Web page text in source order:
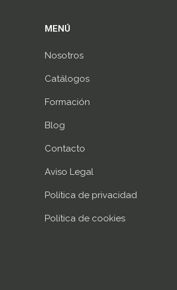
MENÚ
Nosotros
Catálogos
Formación
Blog
Contacto
Aviso Legal
Política de privacidad
Política de cookies